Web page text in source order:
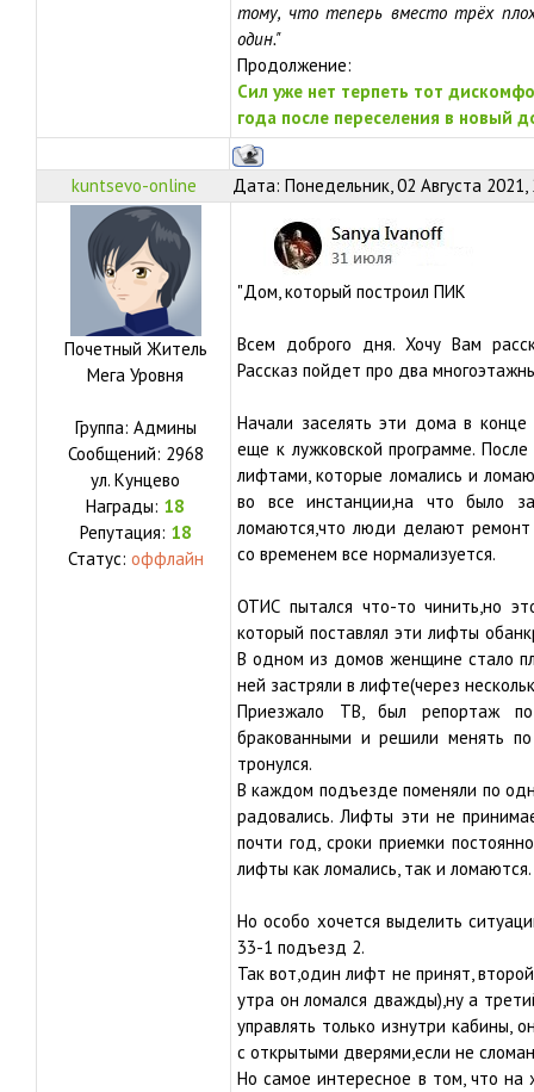
тому, что теперь вместо трёх
один."
Продолжение:
Сил уже нет терпеть тот
года после переселения в новый
kuntsevo-online Дата: Понедельник, 02 Августа
Почетный Житель
Мега Уровня
Группа: Админы
Сообщений: 2968
ул. Кунцево
Награды: 18
Репутация: 18
Статус: оффлайн
"Дом, который построил ПИК
Всем доброго дня. Хочу Вам
Рассказ пойдет про два
Начали заселять эти дома в конце
еще к лужковской программе.
лифтами, которые ломались и
во все инстанции,на что было
ломаются,что люди делают ремонт
со временем все нормализуется.
ОТИС пытался что-то чинить,но
который поставлял эти лифты
В одном из домов женщине стало
ней застряли в лифте(через
Приезжало ТВ, был репортаж
бракованными и решили менять
тронулся.
В каждом подъезде поменяли по
радовались. Лифты эти не
почти год, сроки приемки
лифты как ломались, так и ломаются.
Но особо хочется выделить
33-1 подъезд 2.
Так вот,один лифт не принят,
утра он ломался дважды),ну а
управлять только изнутри кабины,
с открытыми дверями,если не
Но самое интересное в том, что на